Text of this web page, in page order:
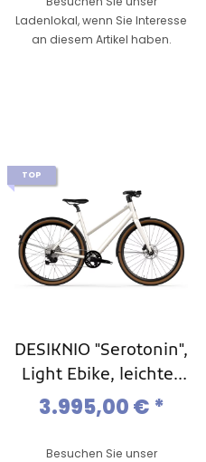
Ladenlokal, wenn Sie Interesse
an diesem Artikel haben.
TOP
DESIKNIO "Serotonin",
Light Ebike, leichtes
Urban-Ebike Modell
3.995,00 € *
Besuchen Sie unser